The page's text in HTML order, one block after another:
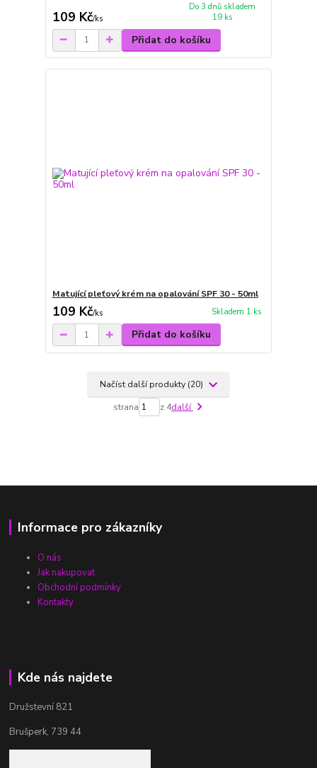
109 Kč/ks
Do 3 dnů skladem
19 ks
Přidat do košíku
Matující pleťový krém na opalování SPF 30 - 50ml
109 Kč/ks Skladem 1 ks
Přidat do košíku
Načíst další produkty (20)
strana z 4další
Informace pro zákazníky
O nás
Jak nakupovat
Obchodní podmínky
Kontakty
Kde nás najdete
Družstevní 821
Brušperk, 739 44